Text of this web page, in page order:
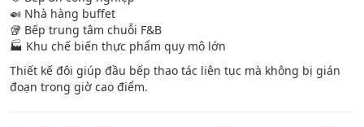
🍛 Nhà hàng buffet
🥡 Bếp trung tâm chuỗi F&B
🏭 Khu chế biến thực phẩm quy mô lớn
Thiết kế đôi giúp đầu bếp thao tác liên tục mà không bị gián
đoạn trong giờ cao điểm.